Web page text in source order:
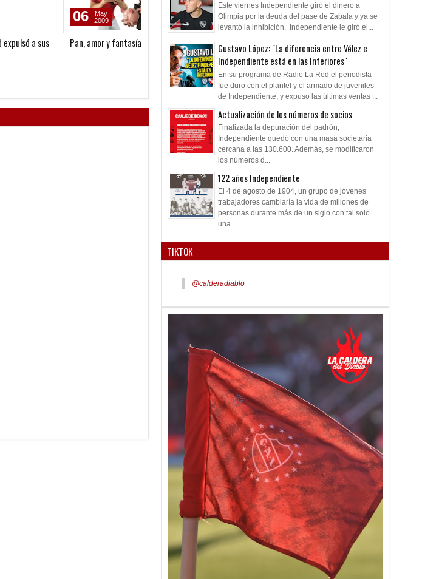
Pan, amor y fantasía
Igualó el peor arranque de la
historia
Sep
2025
Independiente y Menotti:
paladar negro, desencuentros
y una relación desde su debut
como jugador
08
May
2024
Este viernes Independiente giró el dinero a
Olimpia por la deuda del pase de Zabala y ya se
levantó la inhibición. Independiente le giró el...
Gustavo López: "La diferencia entre Vélez e
Independiente está en las Inferiores"
En su programa de Radio La Red el periodista
fue duro con el plantel y el armado de juveniles
de Independiente, y expuso las últimas ventas ...
Actualización de los números de socios
Finalizada la depuración del padrón,
Independiente quedó con una masa societaria
cercana a las 130.600. Además, se modificaron
los números d...
122 años Independiente
El 4 de agosto de 1904, un grupo de jóvenes
trabajadores cambiaría la vida de millones de
personas durante más de un siglo con tal solo
una ...
TIKTOK
@calderadiablo